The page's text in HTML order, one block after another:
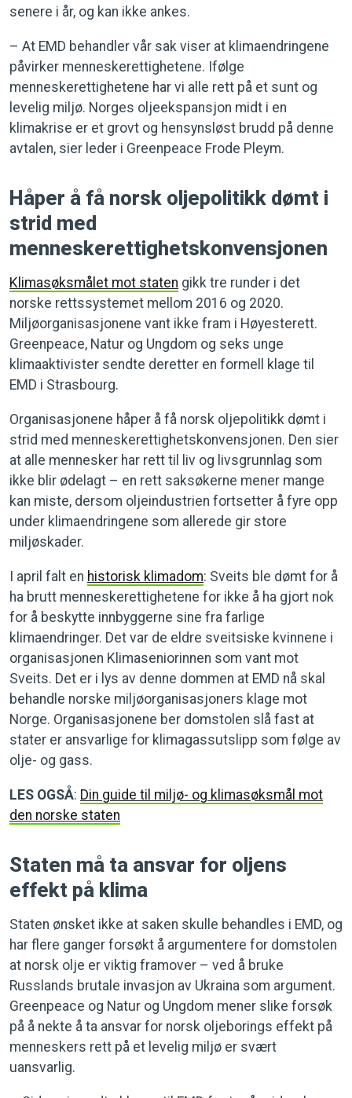
senere i år, og kan ikke ankes.
– At EMD behandler vår sak viser at klimaendringene
påvirker menneskerettighetene. Ifølge
menneskerettighetene har vi alle rett på et sunt og
levelig miljø. Norges oljeekspansjon midt i en
klimakrise er et grovt og hensynsløst brudd på denne
avtalen, sier leder i Greenpeace Frode Pleym.
Håper å få norsk oljepolitikk dømt i
strid med
menneskerettighetskonvensjonen
Klimasøksmålet mot staten gikk tre runder i det
norske rettssystemet mellom 2016 og 2020.
Miljøorganisasjonene vant ikke fram i Høyesterett.
Greenpeace, Natur og Ungdom og seks unge
klimaaktivister sendte deretter en formell klage til
EMD i Strasbourg.
Organisasjonene håper å få norsk oljepolitikk dømt i
strid med menneskerettighetskonvensjonen. Den sier
at alle mennesker har rett til liv og livsgrunnlag som
ikke blir ødelagt – en rett saksøkerne mener mange
kan miste, dersom oljeindustrien fortsetter å fyre opp
under klimaendringene som allerede gir store
miljøskader.
I april falt en historisk klimadom: Sveits ble dømt for å
ha brutt menneskerettighetene for ikke å ha gjort nok
for å beskytte innbyggerne sine fra farlige
klimaendringer. Det var de eldre sveitsiske kvinnene i
organisasjonen Klimaseniorinnen som vant mot
Sveits. Det er i lys av denne dommen at EMD nå skal
behandle norske miljøorganisasjoners klage mot
Norge. Organisasjonene ber domstolen slå fast at
stater er ansvarlige for klimagassutslipp som følge av
olje- og gass.
LES OGSÅ: Din guide til miljø- og klimasøksmål mot
den norske staten
Staten må ta ansvar for oljens
effekt på klima
Staten ønsket ikke at saken skulle behandles i EMD, og
har flere ganger forsøkt å argumentere for domstolen
at norsk olje er viktig framover – ved å bruke
Russlands brutale invasjon av Ukraina som argument.
Greenpeace og Natur og Ungdom mener slike forsøk
på å nekte å ta ansvar for norsk oljeborings effekt på
menneskers rett på et levelig miljø er svært
uansvarlig.